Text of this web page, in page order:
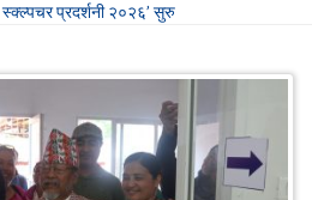
स्क्ल्पचर प्रदर्शनी २०२६’ सुरु